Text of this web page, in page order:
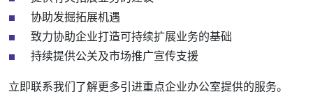
协助发掘拓展机遇
致力协助企业打造可持续扩展业务的基础
持续提供公关及市场推广宣传支援
立即联系我们了解更多引进重点企业办公室提供的服务。